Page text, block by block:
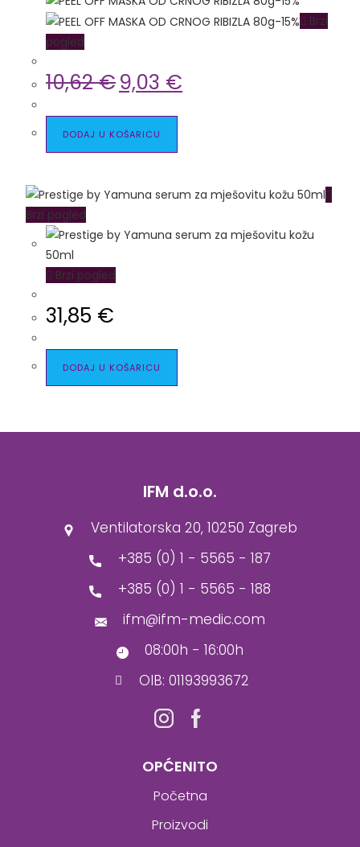
Brzi
pogled
10,62€9,03 €
DODAJ U KOŠARICU
Brzi pogled
Brzi pogled
31,85 €
DODAJ U KOŠARICU
IFM d.o.o.
Ventilatorska 20, 10250 Zagreb
+385 (0) 1 - 5565 - 187
+385 (0) 1 - 5565 - 188
ifm@ifm-medic.com
08:00h - 16:00h
OIB: 01193993672
OPĆENITO
Početna
Proizvodi